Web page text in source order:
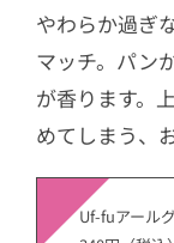
やわらか過ぎ
マッチ。パン
が香ります。
めてしまう、
Uf-fuアール